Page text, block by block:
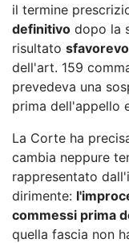
il termine
definitivo dopo la
risultato
dell'art. 159
prevedeva una
prima dell'appello
La Corte ha
cambia neppure
rappresentato
dirimente:
commessi prima
quella fascia non